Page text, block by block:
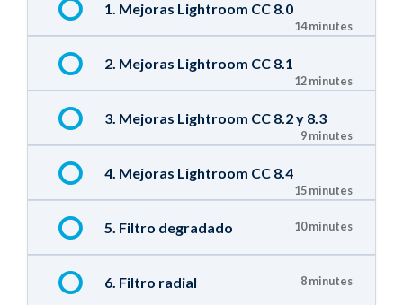
1. Mejoras Lightroom CC 8.0
14 minutes
2. Mejoras Lightroom CC 8.1
12 minutes
3. Mejoras Lightroom CC 8.2 y 8.3
9 minutes
4. Mejoras Lightroom CC 8.4
15 minutes
5. Filtro degradado 10 minutes
6. Filtro radial 8 minutes